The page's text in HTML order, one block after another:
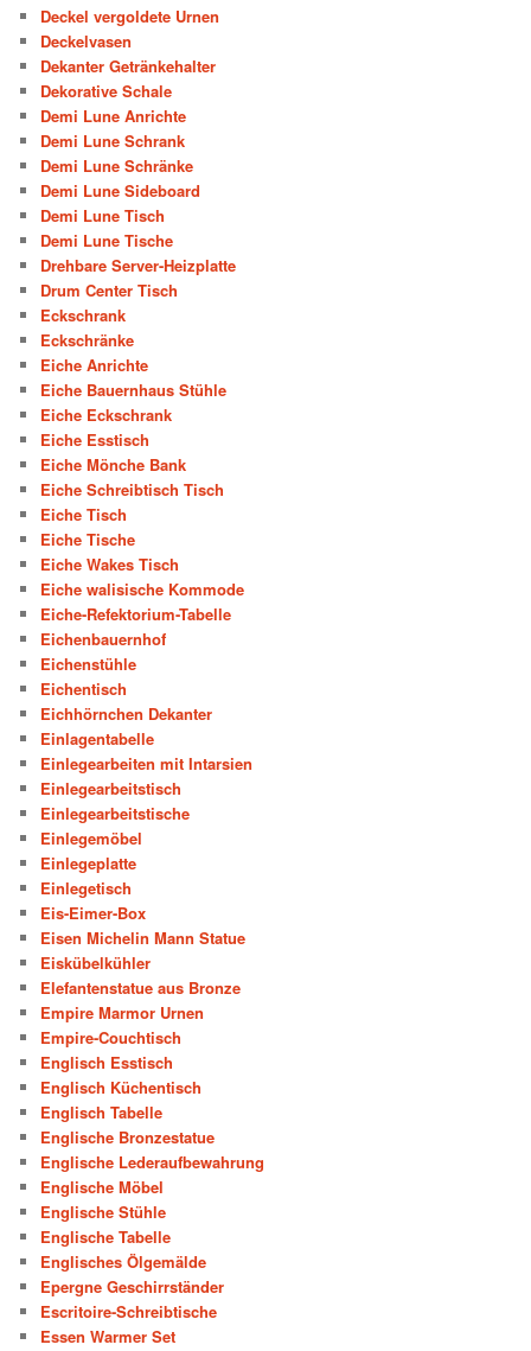
Deckel vergoldete Urnen
Deckelvasen
Dekanter Getränkehalter
Dekorative Schale
Demi Lune Anrichte
Demi Lune Schrank
Demi Lune Schränke
Demi Lune Sideboard
Demi Lune Tisch
Demi Lune Tische
Drehbare Server-Heizplatte
Drum Center Tisch
Eckschrank
Eckschränke
Eiche Anrichte
Eiche Bauernhaus Stühle
Eiche Eckschrank
Eiche Esstisch
Eiche Mönche Bank
Eiche Schreibtisch Tisch
Eiche Tisch
Eiche Tische
Eiche Wakes Tisch
Eiche walisische Kommode
Eiche-Refektorium-Tabelle
Eichenbauernhof
Eichenstühle
Eichentisch
Eichhörnchen Dekanter
Einlagentabelle
Einlegearbeiten mit Intarsien
Einlegearbeitstisch
Einlegearbeitstische
Einlegemöbel
Einlegeplatte
Einlegetisch
Eis-Eimer-Box
Eisen Michelin Mann Statue
Eiskübelkühler
Elefantenstatue aus Bronze
Empire Marmor Urnen
Empire-Couchtisch
Englisch Esstisch
Englisch Küchentisch
Englisch Tabelle
Englische Bronzestatue
Englische Lederaufbewahrung
Englische Möbel
Englische Stühle
Englische Tabelle
Englisches Ölgemälde
Epergne Geschirrständer
Escritoire-Schreibtische
Essen Warmer Set